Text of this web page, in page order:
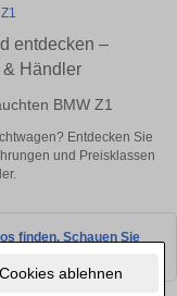
ablehnen
Z1
entdecken –
Händler
BMW Z1
Entdecken Sie
und Preisklassen
finden. Schauen Sie